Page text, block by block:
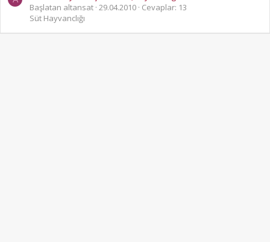
Başlatan altansat 29.04.2010 Cevaplar: 13
Süt Hayvanclığı